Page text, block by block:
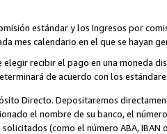
estándar y los Ingresos por
mes calendario en el que se hayan
recibir el pago en una moneda
de acuerdo con los
Directo. Depositaremos
el nombre de su banco, el
(como el número ABA,